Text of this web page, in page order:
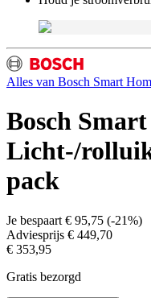
Alles van Bosch Smart
Bosch
Licht-/
pack
Je bespaart € 95,75 (-21%)
Adviesprijs € 449,70
€ 353,95
Gratis bezorgd